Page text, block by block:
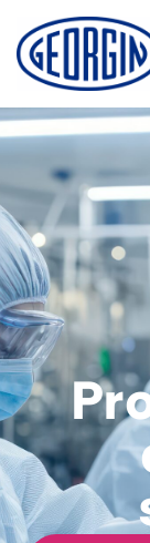
Panel de gestión